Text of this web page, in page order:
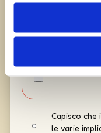
Capisco che
le varie